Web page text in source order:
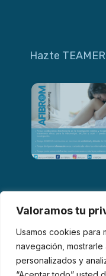
Valoramos tu
Usamos cookies para
navegación,
personalizados y
Hazte
© 2026